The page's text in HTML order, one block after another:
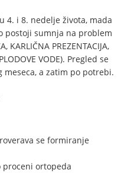
4. i 8. nedelje života, mada
postoji sumnja na problem
KARLIČNA PREZENTACIJA,
VODE). Pregled se
a zatim po potrebi.
se formiranje
proceni ortopeda